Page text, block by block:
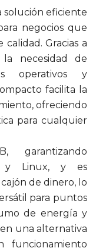
solución eficiente
negocios que
Gracias a
necesidad de
operativos y
facilita la
ofreciendo
para cualquier
garantizando
y Linux, y es
de dinero, lo
para puntos
de energía y
una alternativa